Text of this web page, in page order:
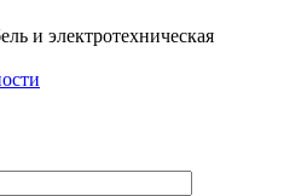
и электротехническая